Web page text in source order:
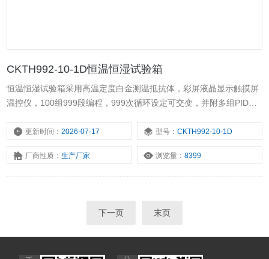
CKTH992-10-1D恒温恒湿试验箱
恒温恒湿试验箱采用高温定度白金测温抵抗体，彩屏液晶显示触摸屏
温控仪，100组999段编程，999次循环设定可交变，并附多组PID控
温度变化不同环境，搭配高准确性编程系统，提供最佳测试性能条
更新时间：2026-07-17 型号：CKTH992-10-1D
厂商性质：生产厂家 浏览量：8399
下一页 末页